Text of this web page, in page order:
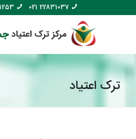
021 22831037
ترک اعتیاد